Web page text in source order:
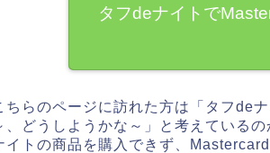
タフdeナイトで
ちらのページに訪れた方は「タフde
、どうしようかな～」と考えている
イトの商品を購入できず、